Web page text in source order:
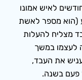
לאיש אמונו
(הוא מספר לאשת
מצליח להעלות
לעצמו במשך
את העבד,
פעם בשנה.